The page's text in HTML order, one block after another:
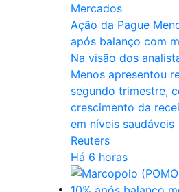
Mercados
Ação da Pague
após balanço com
Na visão dos
Menos apresentou
segundo ‌trimestre,
crescimento da
em níveis saudáveis
Reuters
Há 6 horas